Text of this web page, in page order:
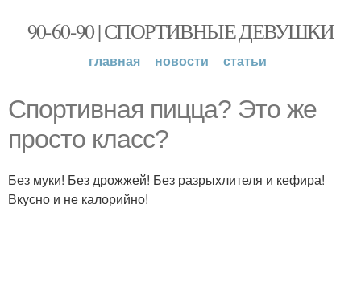
90-60-90 | СПОРТИВНЫЕ ДЕВУШКИ
главная новости статьи
Спортивная пицца? Это же
просто класс?
Без муки! Без дрожжей! Без разрыхлителя и кефира!
Вкусно и не калорийно!